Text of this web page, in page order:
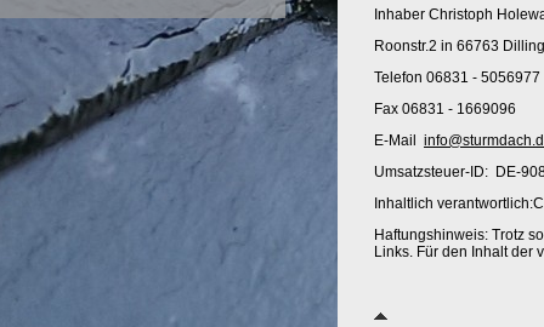
Inhaber Christoph
Roonstr.2 in 66763
Telefon 06831 - 5056977
Fax 06831 - 1669096
E-Mail
Umsatzsteuer-ID: DE-
Inhaltlich
Haftungshinweis: Trotz
Links. Für den Inhalt der